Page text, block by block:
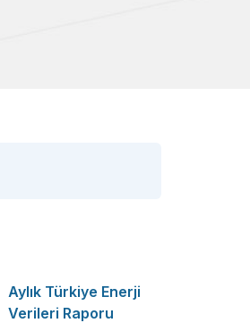
Aylık Türkiye Enerji
Verileri Raporu